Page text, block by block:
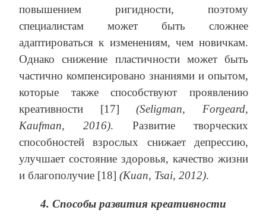
повышением ригидности, поэтому
специалистам может быть сложнее
адаптироваться к изменениям, чем новичкам.
Однако снижение пластичности может быть
частично компенсировано знаниями и опытом,
которые также способствуют проявлению
креативности [17](Seligman, Forgeard,
Kaufman, 2016). Развитие творческих
способностей взрослых снижает депрессию,
улучшает состояние здоровья, качество жизни
и благополучие [18] (Kuan, Tsai, 2012).
4. Способы развития креативности